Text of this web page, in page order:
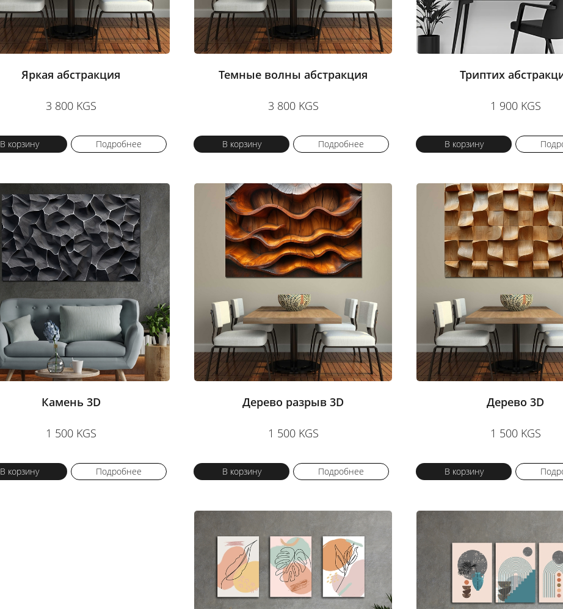
Яркая абстракция
3 800 KGS
В корзину Подробнее
Темные волны абстракция
3 800 KGS
В корзину Подробнее
Триптих
1 900 KGS
В корзину
Камень 3D
1 500 KGS
В корзину Подробнее
Дерево разрыв 3D
1 500 KGS
В корзину Подробнее
Дерево 3D
1 500 KGS
В корзину